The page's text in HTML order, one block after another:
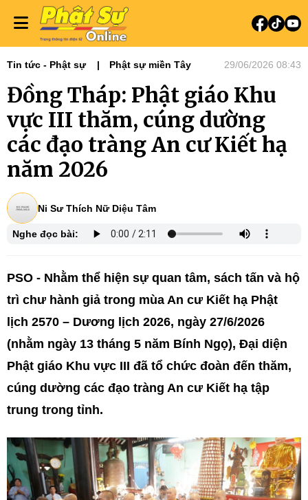
Tin tức - Phật sự Phật sự miền Tây 29/06/2026 08:43
Đồng Tháp: Phật giáo Khu
vực III thăm, cúng dường
các đạo tràng An cư Kiết hạ
năm 2026
Ni Sư Thích Nữ Diệu Tâm
Nghe đọc bài:
PSO - Nhằm thể hiện sự quan tâm, sách tấn và hộ
trì chư hành giả trong mùa An cư Kiết hạ Phật
lịch 2570 – Dương lịch 2026, ngày 27/6/2026
(nhằm ngày 13 tháng 5 năm Bính Ngọ), Đại diện
Phật giáo Khu vực III đã tổ chức đoàn đến thăm,
cúng dường các đạo tràng An cư Kiết hạ tập
trung trong tỉnh.